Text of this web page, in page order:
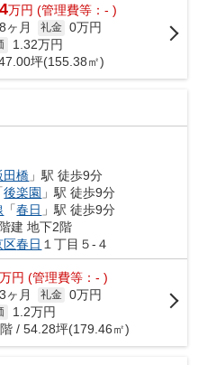
万円 (管理費等：- )
8ヶ月 礼金 0万円
1.32万円
坪(155.38㎡)
田橋 」駅 徒歩9分
後楽園 」駅 徒歩9分
「春日 」駅 徒歩9分
建 地下2階
区春日 １丁目５-４
万円 (管理費等：- )
3ヶ月 礼金 0万円
1.2万円
/ 54.28坪(179.46㎡)